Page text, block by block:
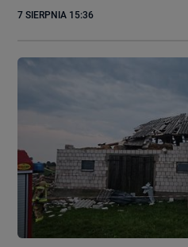
7 SIERPNIA 15:36